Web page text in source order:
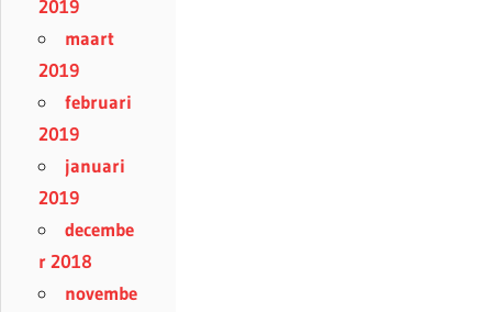
2019
maart
2019
februari
2019
januari
2019
decembe
r 2018
novembe